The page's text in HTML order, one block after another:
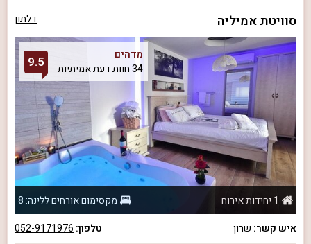
סוויטת אמיליה דלתון
מדהים
34 חוות דעת אמיתיות
9.5
1 יחידות אירוח
מקסימום אורחים ללינה: 8
איש קשר: שרון טלפון: 052-9171976